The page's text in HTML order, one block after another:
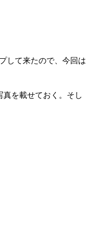
して来たので、今回は
を載せておく。そし